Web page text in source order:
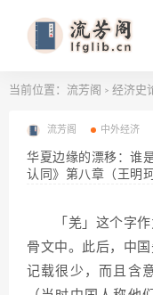
当前位置： 流芳阁 > 经济史
流芳阁 中外经济
华夏边缘的漂移：谁
认同》第八章（王明珂
「羌」这个字作
骨文中。此后，中
记载很少，而且含